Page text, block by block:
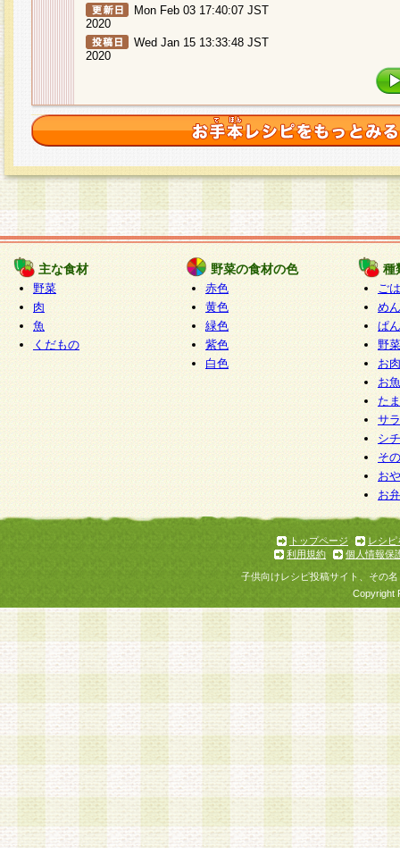
Mon Feb 03 17:40:07 JST
2020
Wed Jan 15 13:33:48 JST
2020
主な食材
野菜
肉
魚
くだもの
野菜の食材の色
赤色
黄色
緑色
紫色
白色
種
ご
めん
ぱん
野
お
お
た
サ
シ
そ
お
お
トップページ
レシピ
利用規約
個人情報保
子供向けレシピ投稿サイト、その
Copyright